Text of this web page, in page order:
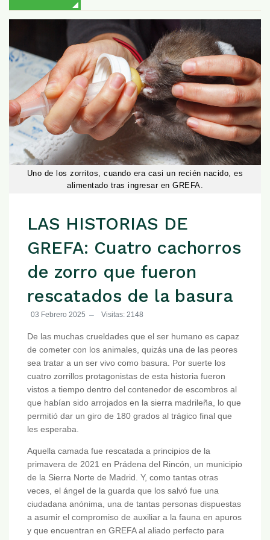
Uno de los zorritos, cuando era casi un recién nacido, es
alimentado tras ingresar en GREFA.
LAS HISTORIAS DE
GREFA: Cuatro cachorros
de zorro que fueron
rescatados de la basura
03 Febrero 2025 Visitas: 2148
De las muchas crueldades que el ser humano es capaz
de cometer con los animales, quizás una de las peores
sea tratar a un ser vivo como basura. Por suerte los
cuatro zorrillos protagonistas de esta historia fueron
vistos a tiempo dentro del contenedor de escombros al
que habían sido arrojados en la sierra madrileña, lo que
permitió dar un giro de 180 grados al trágico final que
les esperaba.
Aquella camada fue rescatada a principios de la
primavera de 2021 en Prádena del Rincón, un municipio
de la Sierra Norte de Madrid. Y, como tantas otras
veces, el ángel de la guarda que los salvó fue una
ciudadana anónima, una de tantas personas dispuestas
a asumir el compromiso de auxiliar a la fauna en apuros
y que encuentran en GREFA al aliado perfecto para